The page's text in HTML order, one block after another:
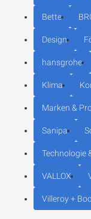
Bette
Design
hansgrohe
Klima
Marken &
Sanipa
Technologie
VALLOX
Villeroy +